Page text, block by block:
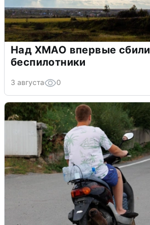
Над ХМАО впервые сбили
беспилотники
3 августа 0